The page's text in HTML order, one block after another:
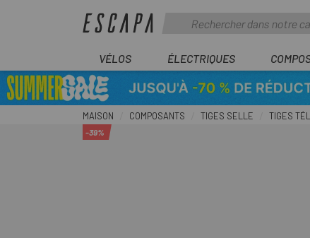
VÉLOS ÉLECTRIQUES
MAISON COMPOSANTS TIGES SELLE TIGES
-39%